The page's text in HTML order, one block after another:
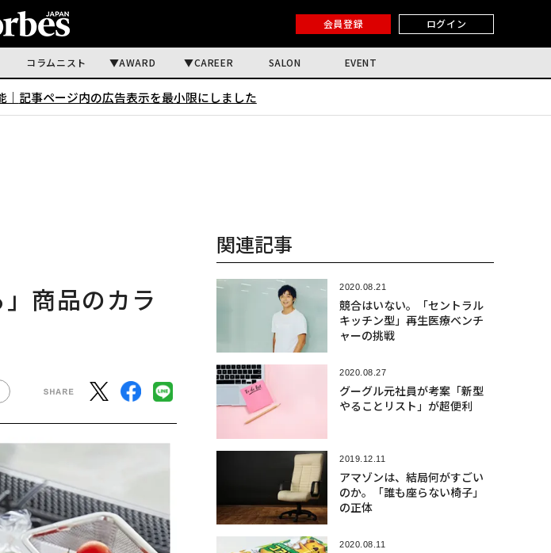
会員登録 ログイン
コラムニスト AWARD CAREER SALON EVENT
記事ページ内の広告表示を最小限にしました
商品のカラ
関連記事
2020.08.21
競合はいない。「セントラル
キッチン型」再生医療ベンチ
ャーの挑戦
2020.08.27
グーグル元社員が考案「新型
やることリスト」が超便利
2019.12.11
アマゾンは、結局何がすごい
のか。「誰も座らない椅子」
の正体
2020.08.11